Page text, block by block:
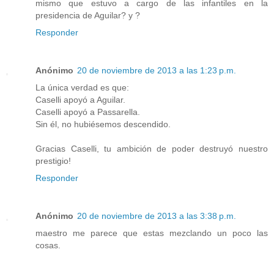
mismo que estuvo a cargo de las infantiles en la
presidencia de Aguilar? y ?
Responder
Anónimo 20 de noviembre de 2013 a las 1:23 p.m.
La única verdad es que:
Caselli apoyó a Aguilar.
Caselli apoyó a Passarella.
Sin él, no hubiésemos descendido.
Gracias Caselli, tu ambición de poder destruyó nuestro
prestigio!
Responder
Anónimo 20 de noviembre de 2013 a las 3:38 p.m.
maestro me parece que estas mezclando un poco las
cosas.